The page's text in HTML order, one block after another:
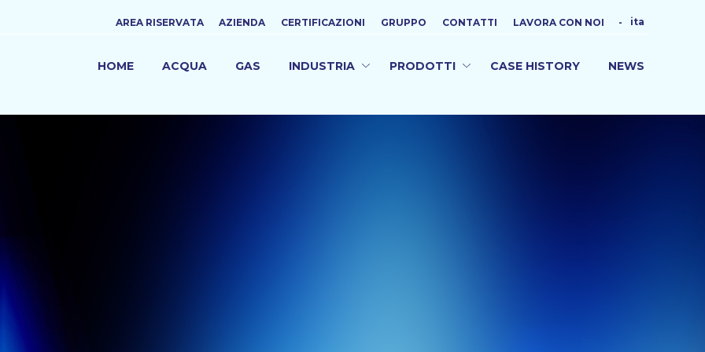
Top
AREA RISERVATA AZIENDA CERTIFICAZIONI GRUPPO CONTATTI LAVORA CON NOI - ita
NAVIGAZIONE
HOME ACQUA GAS INDUSTRIA PRODOTTI CASE HISTORY NEWS